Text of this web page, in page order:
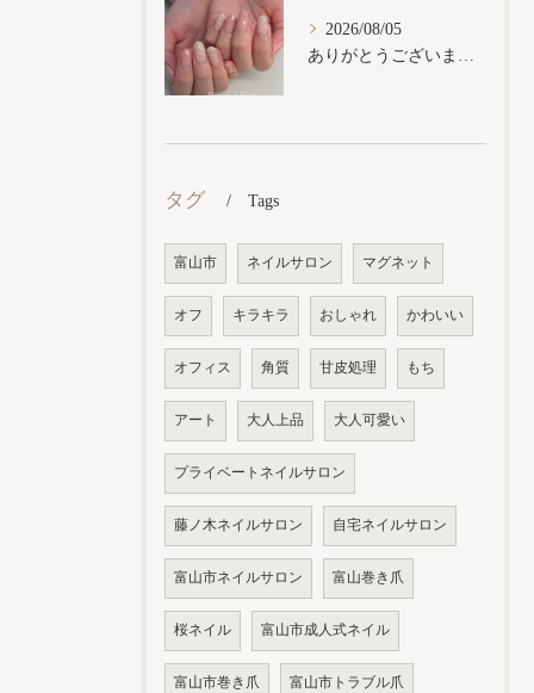
2026/08/05
タグ Tags
富山市 ネイルサロン マグネット
オフ キラキラ おしゃれ かわいい
オフィス 角質 甘皮処理 もち
アート 大人上品 大人可愛い
プライベートネイルサロン
藤ノ木ネイルサロン 自宅ネイルサロン
富山市ネイルサロン 富山巻き爪
桜ネイル 富山市成人式ネイル
富山市巻き爪 富山市トラブル爪